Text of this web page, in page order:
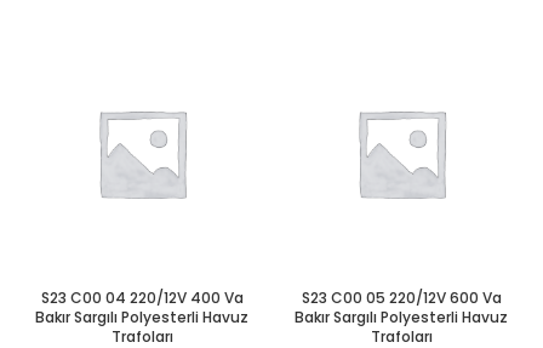
S23 C00 04 220/12V 400 Va
Bakır Sargılı Polyesterli Havuz
Trafoları
S23 C00 05 220/12V 600 Va
Bakır Sargılı Polyesterli Havuz
Trafoları